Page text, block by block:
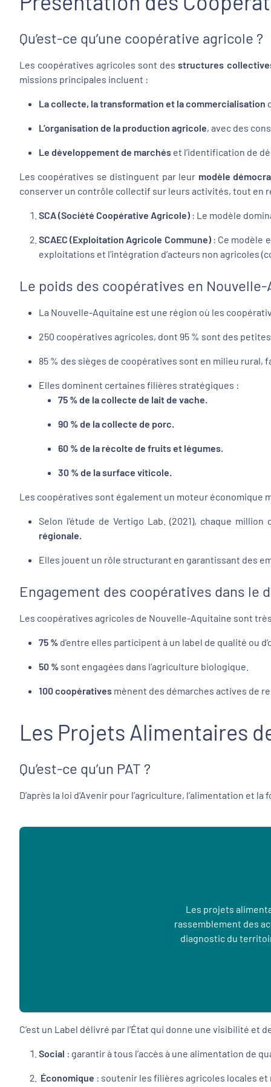
Qu’est-ce qu’une coopérative agricole ?
Les coopératives agricoles sont des structures
missions principales incluent :
La collecte, la transformation et la commercialisation
L’organisation de la production agricole, avec des
Le développement de marchés et l’identification de
Les coopératives se distinguent par leur modèle
conserver un contrôle collectif sur leurs activités, tout en
SCA (Société Coopérative Agricole) : Le modèle
SCAEC (Exploitation Agricole Commune) : Ce modèle
exploitations et l’intégration d’acteurs non agricoles
Le poids des coopératives en
La Nouvelle-Aquitaine est une région où les
250 coopératives agricoles, dont 95 % sont des
85 % des sièges de coopératives sont en milieu
Elles dominent certaines filières stratégiques :
75 % de la collecte de lait de vache.
90 % de la collecte de porc.
60 % de la récolte de fruits et légumes.
30 % de la surface viticole.
Les coopératives sont également un moteur économique
Selon l'étude de Vertigo Lab. (2021), chaque
régionale.
Elles jouent un rôle structurant en garantissant des
Engagement des coopératives dans le
Les coopératives agricoles de Nouvelle-Aquitaine sont
75 % d’entre elles participent à un label de qualité ou
50 % sont engagées dans l’agriculture biologique.
100 coopératives mènent des démarches actives de
Les Projets Alimentaires
Qu’est-ce qu’un PAT ?
D’après la loi d’Avenir pour l’agriculture, l’alimentation et la
Les projets
rassemblement des
diagnostic du
C’est un Label délivré par l’État qui donne une visibilité et
Social : garantir à tous l’accès à une alimentation de
Économique : soutenir les filières agricoles locales